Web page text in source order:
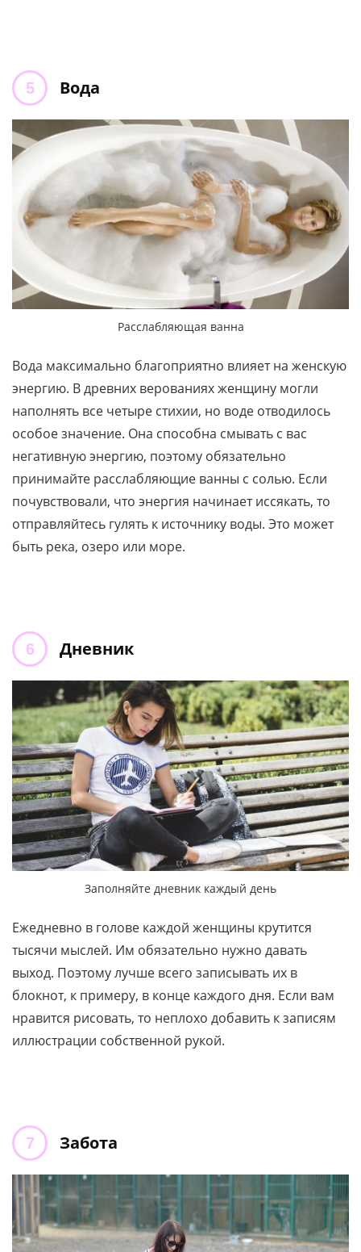
Вода
Расслабляющая ванна
Вода максимально благоприятно влияет на женскую
энергию. В древних верованиях женщину могли
наполнять все четыре стихии, но воде отводилось
особое значение. Она способна смывать с вас
негативную энергию, поэтому обязательно
принимайте расслабляющие ванны с солью. Если
почувствовали, что энергия начинает иссякать, то
отправляйтесь гулять к источнику воды. Это может
быть река, озеро или море.
Дневник
Заполняйте дневник каждый день
Ежедневно в голове каждой женщины крутится
тысячи мыслей. Им обязательно нужно давать
выход. Поэтому лучше всего записывать их в
блокнот, к примеру, в конце каждого дня. Если вам
нравится рисовать, то неплохо добавить к записям
иллюстрации собственной рукой.
Забота